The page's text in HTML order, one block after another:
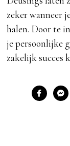
zeker wanneer
halen. Door te
je persoonlijke
zakelijk succes